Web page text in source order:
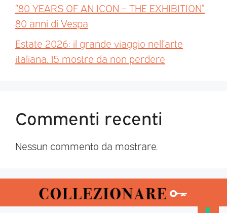
“80 YEARS OF AN ICON – THE EXHIBITION”
80 anni di Vespa
Estate 2026: il grande viaggio nell’arte
italiana. 15 mostre da non perdere
Commenti recenti
Nessun commento da mostrare.